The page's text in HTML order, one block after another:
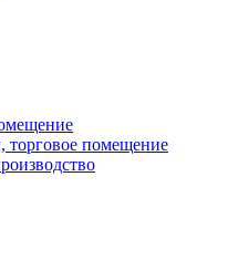
торговое помещение